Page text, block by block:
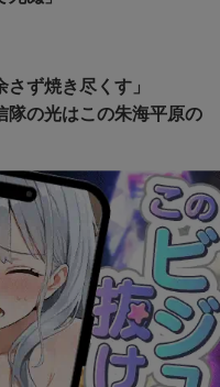
さず焼き尽くす」
隊の光はこの朱海平原の